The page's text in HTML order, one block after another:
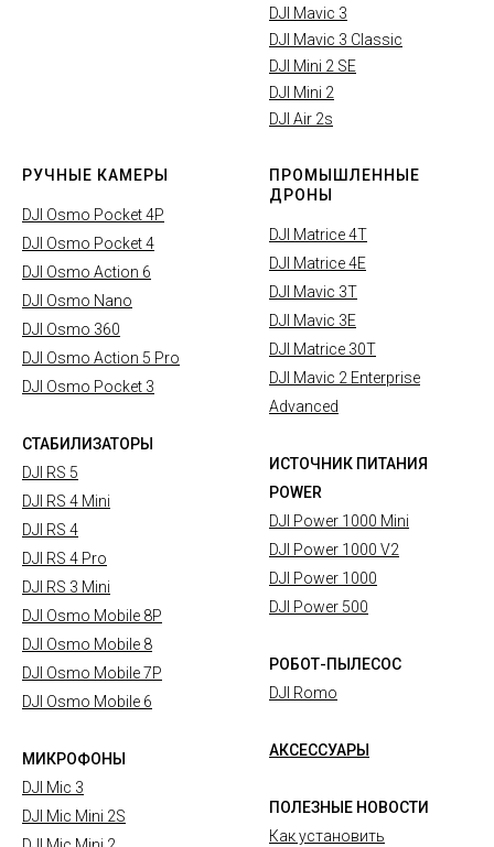
DJI Mavic 3
DJI Mavic 3 Classic
DJI Mini 2 SE
DJI Mini 2
DJI Air 2s
РУЧНЫЕ КАМЕРЫ
DJI Osmo Pocket 4P
DJI Osmo Pocket 4
DJI Osmo Action 6
DJI Osmo Nano
DJI Osmo 360
DJI Osmo Action 5 Pro
DJI Osmo Pocket 3
СТАБИЛИЗАТОРЫ
DJI RS 5
DJI RS 4 Mini
DJI RS 4
DJI RS 4 Pro
DJI RS 3 Mini
DJI Osmo Mobile 8P
DJI Osmo Mobile 8
DJI Osmo Mobile 7P
DJI Osmo Mobile 6
МИКРОФОНЫ
DJI Mic 3
DJI Mic Mini 2S
ПРОМЫШЛЕННЫЕ
ДРОНЫ
DJI Matrice 4T
DJI Matrice 4E
DJI Mavic 3T
DJI Mavic 3E
DJI Matrice 30T
DJI Mavic 2 Enterprise
Advanced
ИСТОЧНИК ПИТАНИЯ
POWER
DJI Power 1000 Mini
DJI Power 1000 V2
DJI Power 1000
DJI Power 500
РОБОТ-ПЫЛЕСОС
DJI Romo
АКСЕССУАРЫ
ПОЛЕЗНЫЕ НОВОСТИ
Как установить